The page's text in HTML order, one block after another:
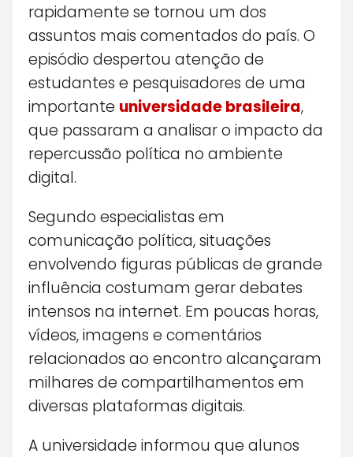
rapidamente se tornou um dos
assuntos mais comentados do país. O
episódio despertou atenção de
estudantes e pesquisadores de uma
importante universidade brasileira,
que passaram a analisar o impacto da
repercussão política no ambiente
digital.
Segundo especialistas em
comunicação política, situações
envolvendo figuras públicas de grande
influência costumam gerar debates
intensos na internet. Em poucas horas,
vídeos, imagens e comentários
relacionados ao encontro alcançaram
milhares de compartilhamentos em
diversas plataformas digitais.
A universidade informou que alunos